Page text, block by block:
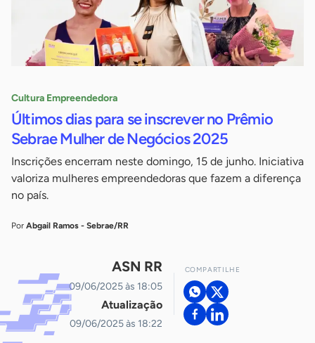
Cultura Empreendedora
Últimos dias para se inscrever no Prêmio
Sebrae Mulher de Negócios 2025
Inscrições encerram neste domingo, 15 de junho. Iniciativa
valoriza mulheres empreendedoras que fazem a diferença
no país.
Por Abgail Ramos - Sebrae/RR
ASN RR
09/06/2025 às 18:05
Atualização
09/06/2025 às 18:22
COMPARTILHE